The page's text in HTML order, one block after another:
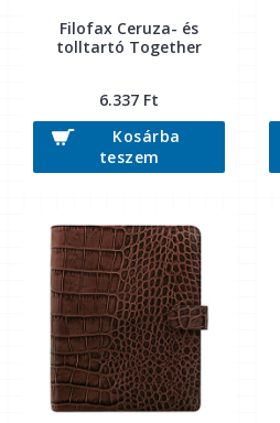
Filofax Ceruza- és
tolltartó Together
6.337 Ft
Kosárba
teszem